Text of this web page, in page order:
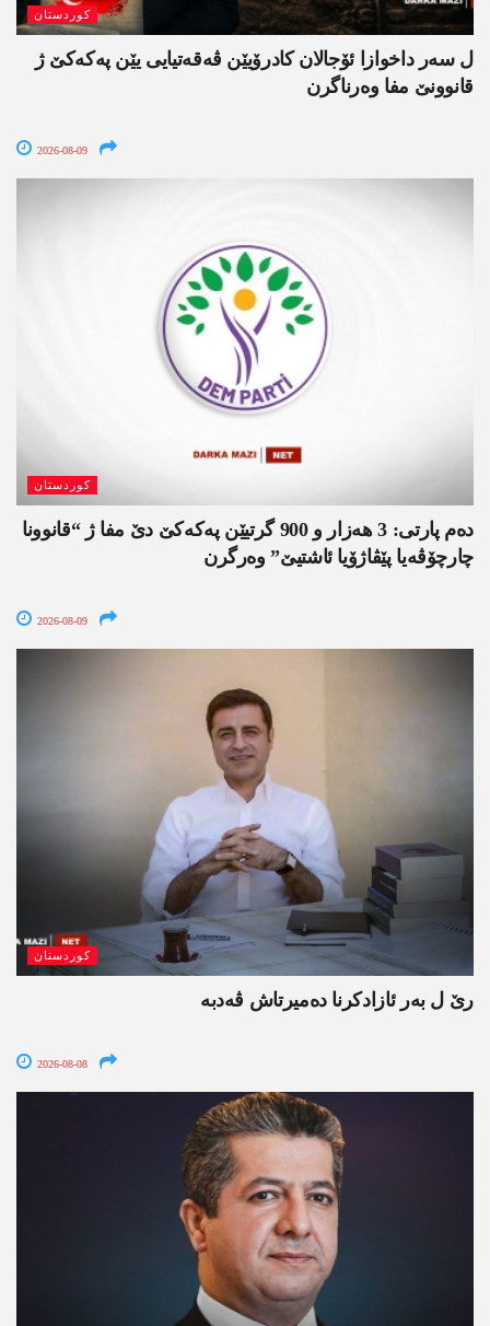
کوردستان
ل سەر داخوازا ئۆجالان کادرۆیێن ڤەقەتیایی یێن پەکەکێ ژ
قانوونێ مفا وەرناگرن
2026-08-09
کوردستان
دەم پارتی: 3 ھەزار و 900 گرتیێن پەکەکێ دێ مفا ژ “قانوونا
چارچۆڤەیا پێڤاژۆیا ئاشتیێ” وەرگرن
2026-08-09
کوردستان
رێ ل بەر ئازادکرنا دەمیرتاش ڤەدبە
2026-08-08